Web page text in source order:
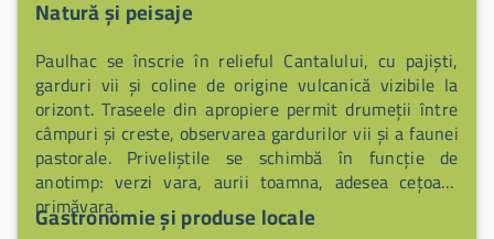
Natură și peisaje
Paulhac se înscrie în relieful Cantalului, cu pajiști,
garduri vii și coline de origine vulcanică vizibile la
orizont. Traseele din apropiere permit drumeții între
câmpuri și creste, observarea gardurilor vii și a faunei
pastorale. Priveliștile se schimbă în funcție de
anotimp: verzi vara, aurii toamna, adesea cețoase
primăvara.
Gastronomie și produse locale